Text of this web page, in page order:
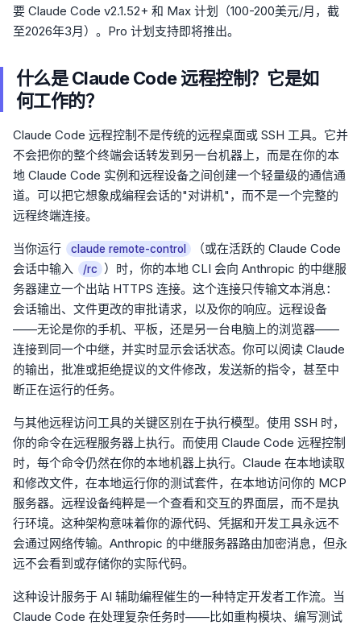
要 Claude Code v2.1.52+ 和 Max 计划（100-200美元/月，截
至2026年3月）。Pro 计划支持即将推出。
什么是 Claude Code 远程控制？它是如
何工作的？
Claude Code 远程控制不是传统的远程桌面或 SSH 工具。它并
不会把你的整个终端会话转发到另一台机器上，而是在你的本
地 Claude Code 实例和远程设备之间创建一个轻量级的通信通
道。可以把它想象成编程会话的"对讲机"，而不是一个完整的
远程终端连接。
当你运行 claude remote-control
（或在活跃的 Claude Code
会话中输入
/rc
）时，你的本地 CLI 会向 Anthropic 的中继服
务器建立一个出站 HTTPS 连接。这个连接只传输文本消息：
会话输出、文件更改的审批请求，以及你的响应。远程设备
——无论是你的手机、平板，还是另一台电脑上的浏览器——
连接到同一个中继，并实时显示会话状态。你可以阅读 Claude
的输出，批准或拒绝提议的文件修改，发送新的指令，甚至中
断正在运行的任务。
与其他远程访问工具的关键区别在于执行模型。使用 SSH 时，
你的命令在远程服务器上执行。而使用 Claude Code 远程控制
时，每个命令仍然在你的本地机器上执行。Claude 在本地读取
和修改文件，在本地运行你的测试套件，在本地访问你的 MCP
服务器。远程设备纯粹是一个查看和交互的界面层，而不是执
行环境。这种架构意味着你的源代码、凭据和开发工具永远不
会通过网络传输。Anthropic 的中继服务器路由加密消息，但永
远不会看到或存储你的实际代码。
这种设计服务于 AI 辅助编程催生的一种特定开发者工作流。当
Claude Code 在处理复杂任务时——比如重构模块、编写测试